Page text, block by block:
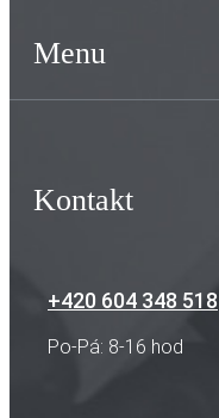
Menu
Kontakt
+420 604 348 518
Po-Pá: 8-16 hod